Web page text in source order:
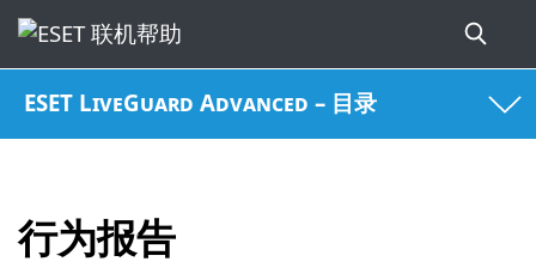
ESET LiveGuard Advanced – 目录
行为报告